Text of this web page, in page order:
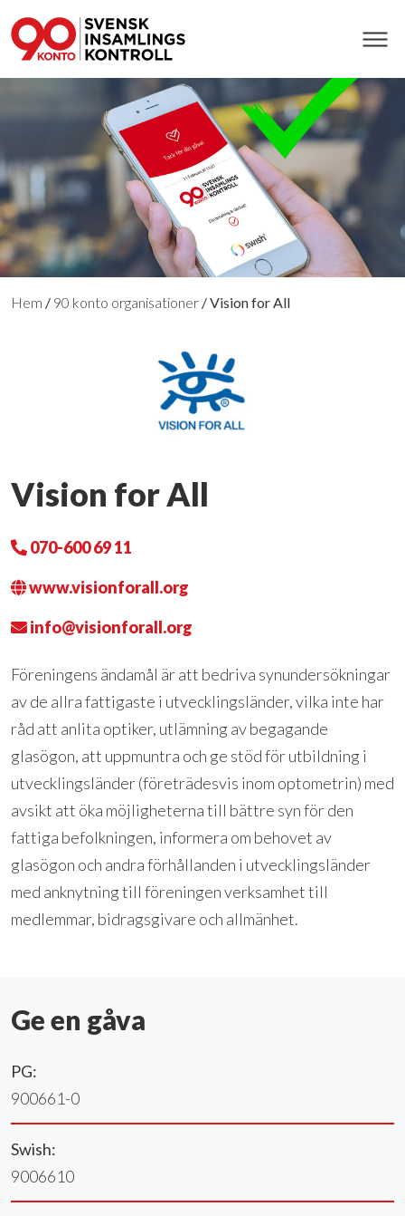
Hem / 90 konto organisationer /Vision for All
Vision for All
070-600 69 11
www.visionforall.org
info@visionforall.org
Föreningens ändamål är att bedriva synundersökningar
av de allra fattigaste i utvecklingsländer, vilka inte har
råd att anlita optiker, utlämning av begagande
glasögon, att uppmuntra och ge stöd för utbildning i
utvecklingsländer (företrädesvis inom optometrin) med
avsikt att öka möjligheterna till bättre syn för den
fattiga befolkningen, informera om behovet av
glasögon och andra förhållanden i utvecklingsländer
med anknytning till föreningen verksamhet till
medlemmar, bidragsgivare och allmänhet.
Ge en gåva
PG:
900661-0
Swish:
9006610